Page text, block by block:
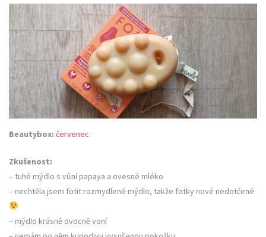
Beautybox: červenec
Zkušenost:
– tuhé mýdlo s vůní papaya a ovesné mléko
– nechtěla jsem fotit rozmydlené mýdlo, takže fotky nové nedotčené
– mýdlo krásně ovocně voní